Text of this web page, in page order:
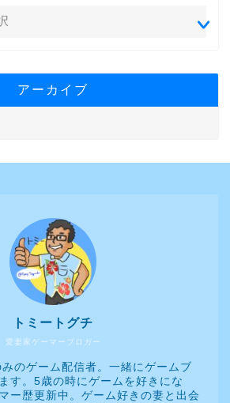
アーカイブ
愛妻家ゲーマーブロガー
トミートグチ
のゲーム配信者。一緒にゲームブ
す。5歳の時にゲームを好きにな
ー歴更新中。ゲーム好きの妻と出会